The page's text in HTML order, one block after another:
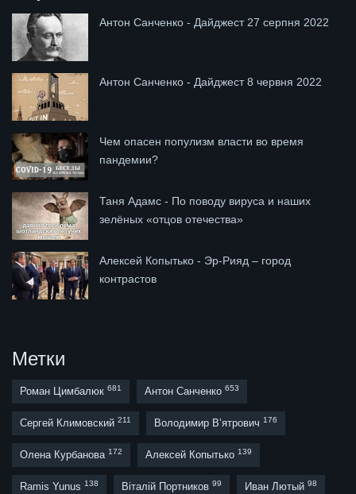
Антон Санченко - Дайджест 27 серпня 2022
Антон Санченко - Дайджест 8 червня 2022
Чем опасен популизм власти во время
пандемии?
Таня Адамс - По поводу вируса и наших
зелёных «отцов отечества»
Алексей Копытько - Эр-Рияд – город
контрастов
Метки
Роман Цимбалюк 681 Антон Санченко 653
Сергей Климовский 211 Володимир В’ятрович 176
Олена Курбанова 172 Алексей Копытько 139
Ramis Yunus 138 Віталій Портников 99 Иван Лютый 98